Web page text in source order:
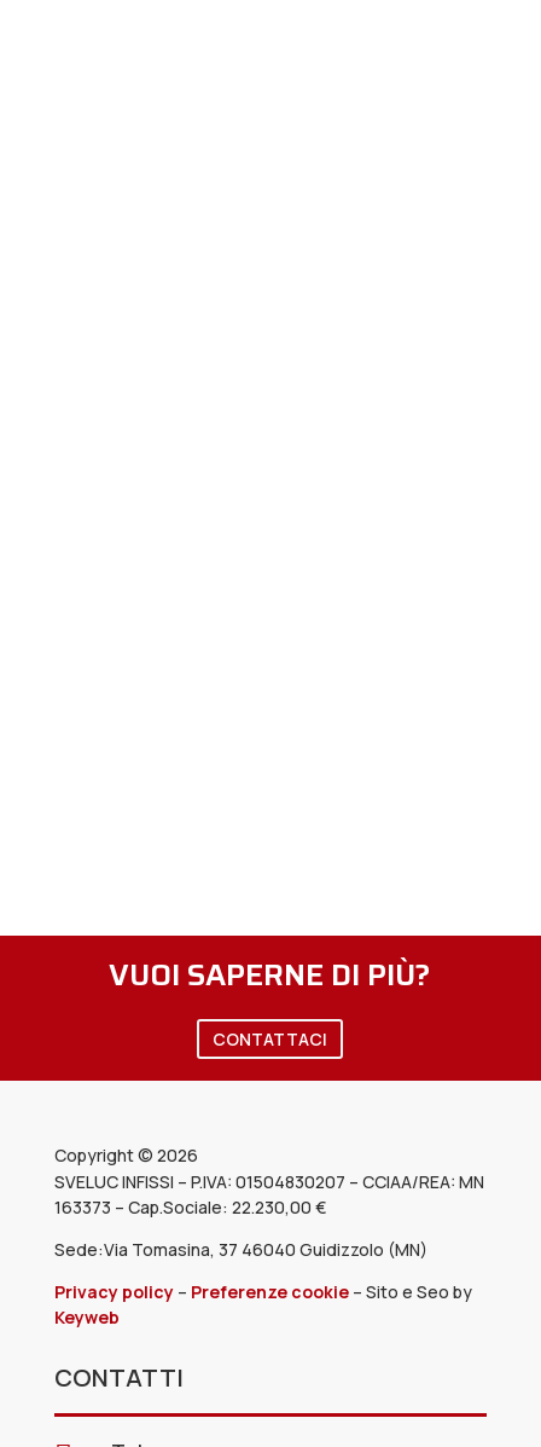
VUOI SAPERNE DI PIÙ?
CONTATTACI
Copyright © 2026
SVELUC INFISSI – P.IVA: 01504830207 – CCIAA/REA: MN
163373 – Cap.Sociale: 22.230,00 €
Sede:Via Tomasina, 37 46040 Guidizzolo (MN)
Privacy policy– Preferenze cookie– Sito e Seo by
Keyweb
CONTATTI